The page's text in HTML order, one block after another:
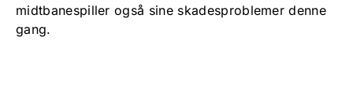
midtbanespiller også sine skadesproblemer denne
gang.